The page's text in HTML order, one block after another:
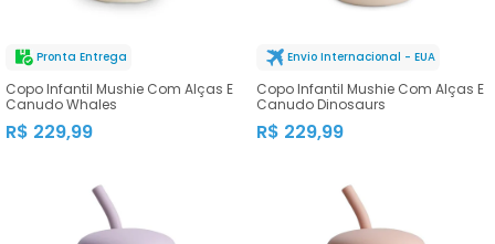
Pronta Entrega
Copo Infantil Mushie Com Alças E
Canudo Whales
R$ 229,99
Envio Internacional - EUA
Copo Infantil Mushie Com Alças E
Canudo Dinosaurs
R$ 229,99